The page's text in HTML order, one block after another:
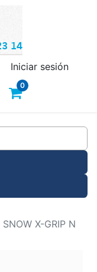
14
0
Iniciar sesión
X-GRIP N